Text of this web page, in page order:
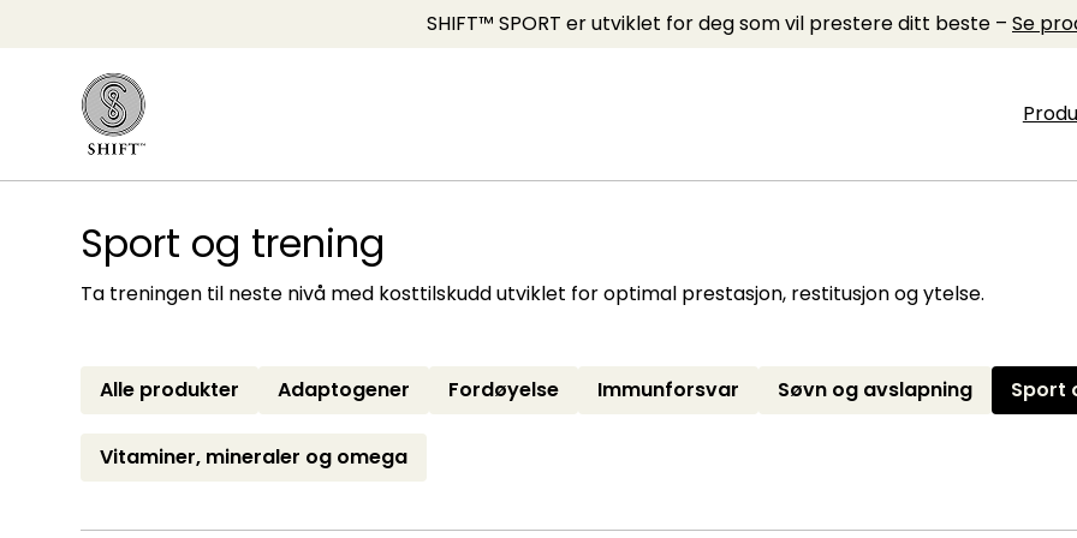
SHIFT™ SPORT er utviklet for deg som vil prestere ditt beste – Se
Sport og trening
Ta treningen til neste nivå med kosttilskudd utviklet for optimal prestasjon, restitusjon og ytelse.
Alle produkter Adaptogener Fordøyelse Immunforsvar Søvn og avslapning Sport
Vitaminer, mineraler og omega